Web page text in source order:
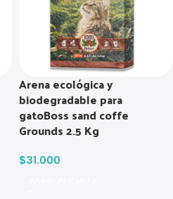
Arena ecológica y
biodegradable para
gatoBoss sand coffe
Grounds 2.5 Kg
$31.000